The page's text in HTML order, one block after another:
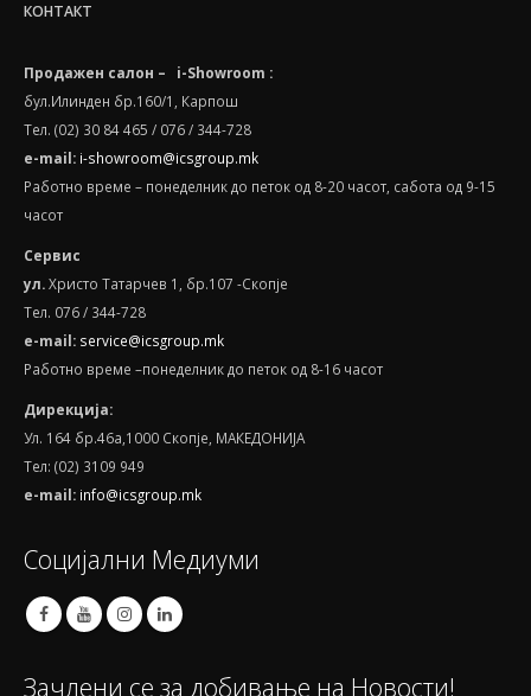
КОНТАКТ
Продажен салон – i-Showroom :
бул.Илинден бр.160/1, Карпош
Тел. (02) 30 84 465 / 076 / 344-728
e-mail: i-showroom@icsgroup.mk
Работно време – понеделник до петок од 8-20 часот, сабота oд 9-15
часот
Сервис
ул.Христо Татарчев 1, бр.107 -Скопје
Тел. 076 / 344-728
e-mail: service@icsgroup.mk
Работно време –понеделник до петок од 8-16 часот
Дирекција:
Ул. 164 бр.46а,1000 Скопје, МАКЕДОНИЈА
Тел: (02) 3109 949
e-mail: info@icsgroup.mk
Социјални Медиуми
Зачлени се за добивање на Новости!